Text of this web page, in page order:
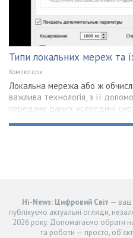
Типи локальних мереж та
Компютери
Локальна мережа або ж
важлива технологія, з її
передачу даних усередині
Hi-News: Цифровий Світ — ваш
публікуємо актуальні огляди,
2026 року. Допомагаємо обрати
та роботи — просто,